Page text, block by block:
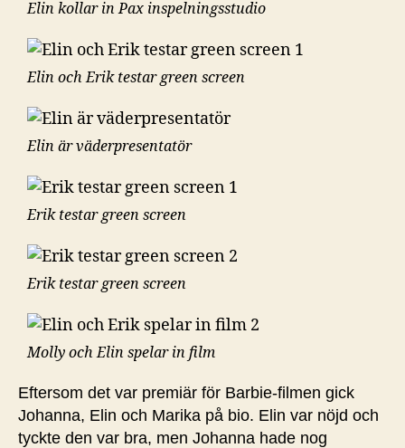
Elin kollar in Pax inspelningsstudio
Elin och Erik testar green screen
Elin är väderpresentatör
Erik testar green screen
Erik testar green screen
Molly och Elin spelar in film
Eftersom det var premiär för Barbie-filmen gick
Johanna, Elin och Marika på bio. Elin var nöjd och
tyckte den var bra, men Johanna hade nog